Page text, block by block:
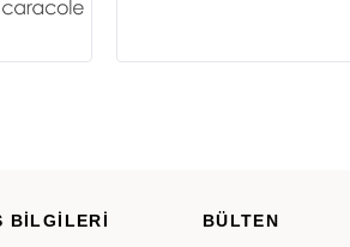
BİLGİLERİ BÜLTEN